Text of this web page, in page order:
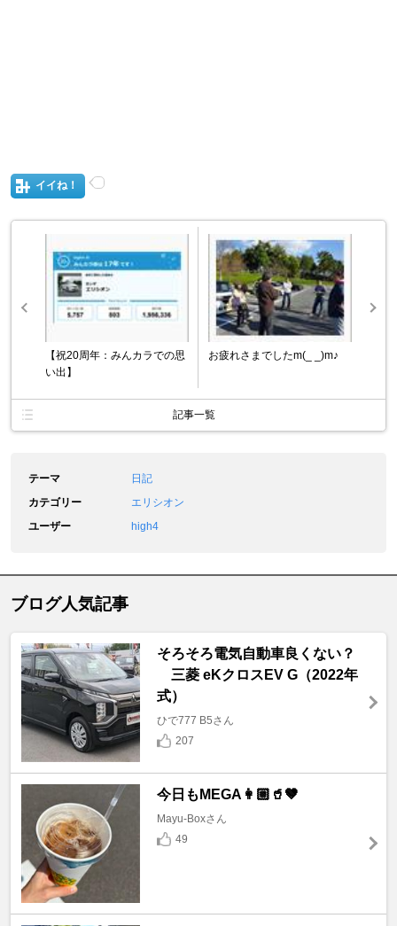
イイね！
【祝20周年：みんカラでの思
い出】
お疲れさまでしたm(_ _)m♪
記事一覧
テーマ
日記
カテゴリー
エリシオン
ユーザー
high4
ブログ人気記事
そろそろ電気自動車良くない？
三菱 eKクロスEV G（2022年
式）
ひで777 B5さん
207
今日もMEGA👩🏼🥤🤎
Mayu-Boxさん
49